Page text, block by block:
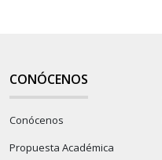
CONÓCENOS
Conócenos
Propuesta Académica